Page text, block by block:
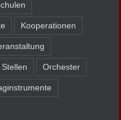
Kooperationen
Orchester